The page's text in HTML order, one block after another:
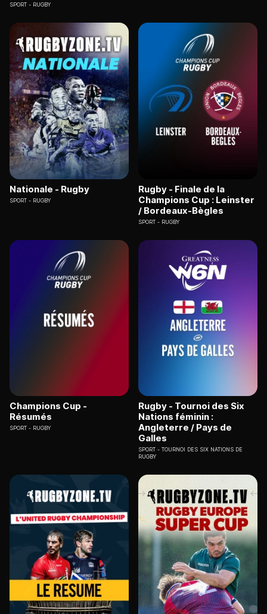
SPORT RUGBY
Nationale - Rugby
SPORT RUGBY
Rugby - Finale de la
Champions Cup : Leinster
/ Bordeaux-Bègles
SPORT RUGBY
Champions Cup -
Résumés
SPORT RUGBY
Rugby - Tournoi des Six
Nations féminin :
Angleterre / Pays de
Galles
SPORT
TOURNOI DES SIX NATIONS DE
RUGBY